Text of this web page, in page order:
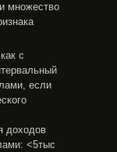
множество
с
если
доходов
<5тыс